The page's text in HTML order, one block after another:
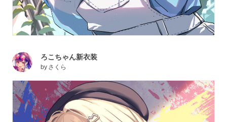
ろこちゃん新衣装
by さくら